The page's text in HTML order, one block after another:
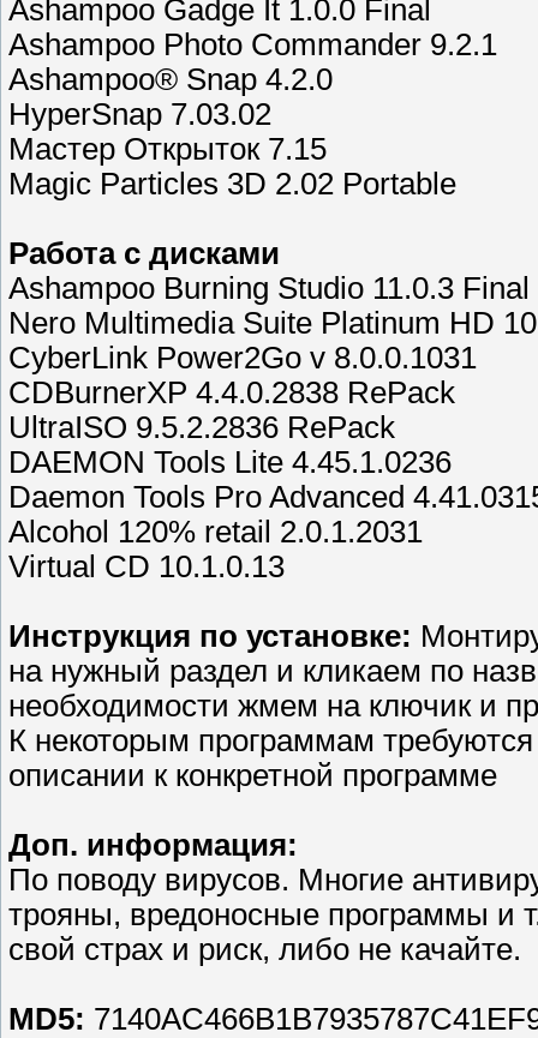
Ashampoo Gadge It 1.0.0 Final
Ashampoo Photo Commander 9.2.1
Ashampoo® Snap 4.2.0
HyperSnap 7.03.02
Мастер Открыток 7.15
Magic Particles 3D 2.02 Portable
Работа с дисками
Ashampoo Burning Studio 11.0.3 Final
Nero Multimedia Suite Platinum HD
CyberLink Power2Go v 8.0.0.1031
CDBurnerXP 4.4.0.2838 RePack
UltraISO 9.5.2.2836 RePack
DAEMON Tools Lite 4.45.1.0236
Daemon Tools Pro Advanced
Alcohol 120% retail 2.0.1.2031
Virtual CD 10.1.0.13
Инструкция по установке:
на нужный раздел и кликаем по
необходимости жмем на ключик и
К некоторым программам
описании к конкретной программе
Доп. информация:
По поводу вирусов. Многие
трояны, вредоносные программы и
свой страх и риск, либо не качайте.
MD5: